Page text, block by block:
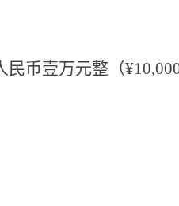
民币壹万元整（¥